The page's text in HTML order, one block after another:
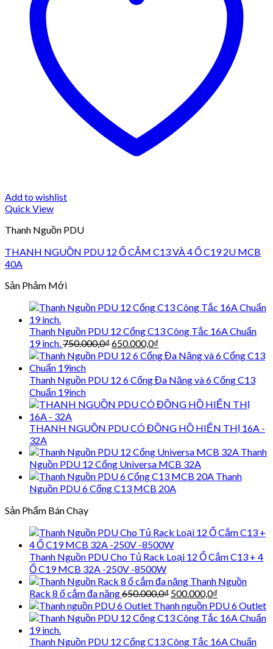
Add to wishlist
Quick View
Thanh Nguồn PDU
THANH NGUỒN PDU 12 Ổ CẮM C13 VÀ 4 Ổ C19 2U MCB
40A
Sản Phảm Mới
Thanh Nguồn PDU 12 Cổng C13 Công Tắc 16A Chuẩn
19 inch. 750.000,0₫Giá
gốc
750.000,0₫.
650.000,0₫
hiện
là:
Thanh Nguồn PDU 12 6 Cổng Đa Năng và 6 Cổng C13
Chuẩn 19inch
THANH NGUỒN PDU CÓ ĐỒNG HỒ HIỂN THỊ 16A -
32A
Thanh
Nguồn PDU 12 Cổng Universa MCB 32A
Thanh
Nguồn PDU 6 Cổng C13 MCB 20A
Sản Phẩm Bán Chạy
Thanh Nguồn PDU Cho Tủ Rack Loại 12 Ổ Cắm C13 + 4
Ổ C19 MCB 32A -250V -8500W
Thanh Nguồn
Rack 8 ổ cắm đa năng650.000,0₫ Giá
gốc
là:
500.000,0₫
hiện
tại
500.000,0₫.
Thanh nguồn PDU 6 Outlet
Thanh Nguồn PDU 12 Cổng C13 Công Tắc 16A Chuẩn